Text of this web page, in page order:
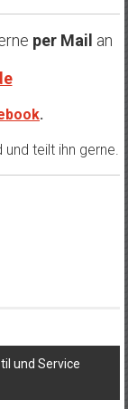
per Mail an
.
und teilt ihn gerne.
und Service